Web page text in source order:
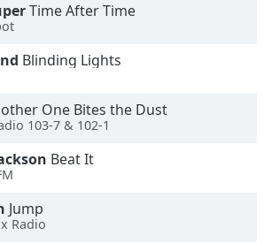
Time After Time
Blinding Lights
One Bites the Dust
103-7 & 102-1
Beat It
Jump
Radio